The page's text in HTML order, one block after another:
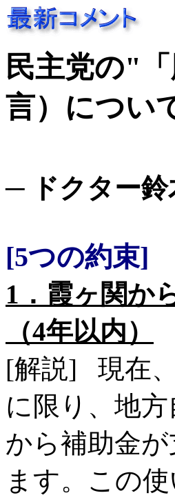
民主党の"
言）につい
─ ドクター
[5つの約束]
1．霞ヶ関か
（4年以内）
[解説] 現在
に限り、地
から補助金
ます。この